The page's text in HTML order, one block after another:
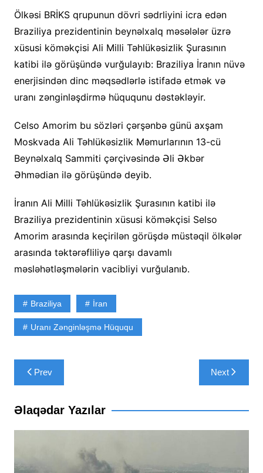
Ölkəsi BRİKS qrupunun dövri sədrliyini icra edən
Braziliya prezidentinin beynəlxalq məsələlər üzrə
xüsusi köməkçisi Ali Milli Təhlükəsizlik Şurasının
katibi ilə görüşündə vurğulayıb: Braziliya İranın nüvə
enerjisindən dinc məqsədlərlə istifadə etmək və
uranı zənginləşdirmə hüququnu dəstəkləyir.
Celso Amorim bu sözləri çərşənbə günü axşam
Moskvada Ali Təhlükəsizlik Məmurlarının 13-cü
Beynəlxalq Sammiti çərçivəsində Əli Əkbər
Əhmədian ilə görüşündə deyib.
İranın Ali Milli Təhlükəsizlik Şurasının katibi ilə
Braziliya prezidentinin xüsusi köməkçisi Selso
Amorim arasında keçirilən görüşdə müstəqil ölkələr
arasında təktərəfliliyə qarşı davamlı
məsləhətləşmələrin vacibliyi vurğulanıb.
Braziliya İran
Uranı Zənginləşmə Hüququ
Yazı
naviqasiyası
Prev Next
Əlaqədar Yazılar